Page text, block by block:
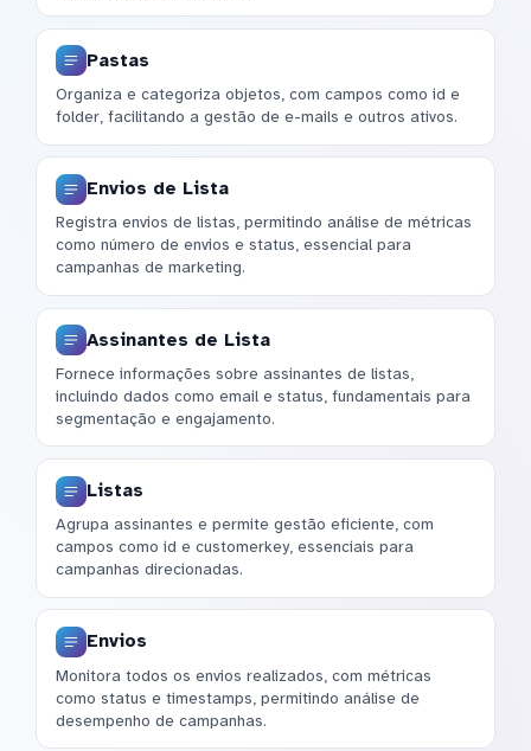
Pastas
Organiza e categoriza objetos, com campos como id e
folder, facilitando a gestão de e-mails e outros ativos.
Envios de Lista
Registra envios de listas, permitindo análise de métricas
como número de envios e status, essencial para
campanhas de marketing.
Assinantes de Lista
Fornece informações sobre assinantes de listas,
incluindo dados como email e status, fundamentais para
segmentação e engajamento.
Listas
Agrupa assinantes e permite gestão eficiente, com
campos como id e customerkey, essenciais para
campanhas direcionadas.
Envios
Monitora todos os envios realizados, com métricas
como status e timestamps, permitindo análise de
desempenho de campanhas.